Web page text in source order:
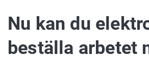
Nu kan du
beställa arbetet